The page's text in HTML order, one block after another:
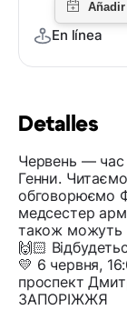
Detalles
Червень — час
Генни.
обговорюємо
медсестер
також можуть
🙌🏻
💛 6 червня,
проспект
ЗАПОРІЖЖЯ
En línea